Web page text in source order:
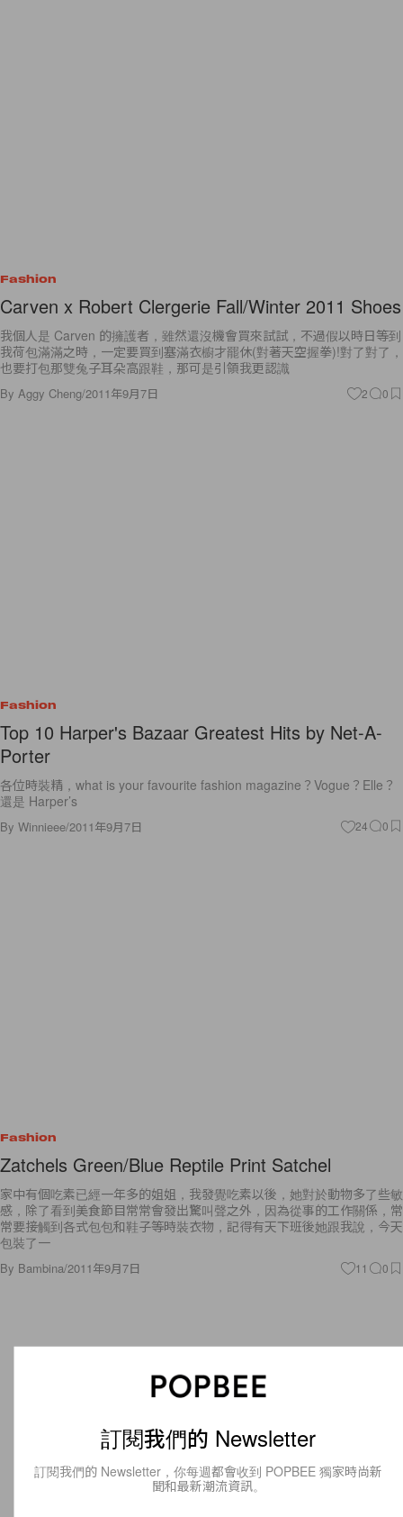
Fashion
Carven x Robert Clergerie Fall/Winter 2011 Shoes
我個人是 Carven 的擁護者，雖然還沒機會買來試試，不過假以時日等到
我荷包滿滿之時，一定要買到塞滿衣櫥才罷休(對著天空握拳)!對了對了，
也要打包那雙兔子耳朵高跟鞋，那可是引領我更認識
By Aggy Cheng/2011年9月7日 2 0
Fashion
Top 10 Harper's Bazaar Greatest Hits by Net-A-
Porter
各位時裝精，what is your favourite fashion magazine？Vogue？Elle？
還是 Harper’s
By Winnieee/2011年9月7日 24 0
Fashion
Zatchels Green/Blue Reptile Print Satchel
家中有個吃素已經一年多的姐姐，我發覺吃素以後，她對於動物多了些敏
感，除了看到美食節目常常會發出驚叫聲之外，因為從事的工作關係，常
常要接觸到各式包包和鞋子等時裝衣物，記得有天下班後她跟我說，今天
包裝了一
By Bambina/2011年9月7日 11 0
訂閱我們的 Newsletter
訂閱我們的 Newsletter，你每週都會收到 POPBEE 獨家時尚新
聞和最新潮流資訊。